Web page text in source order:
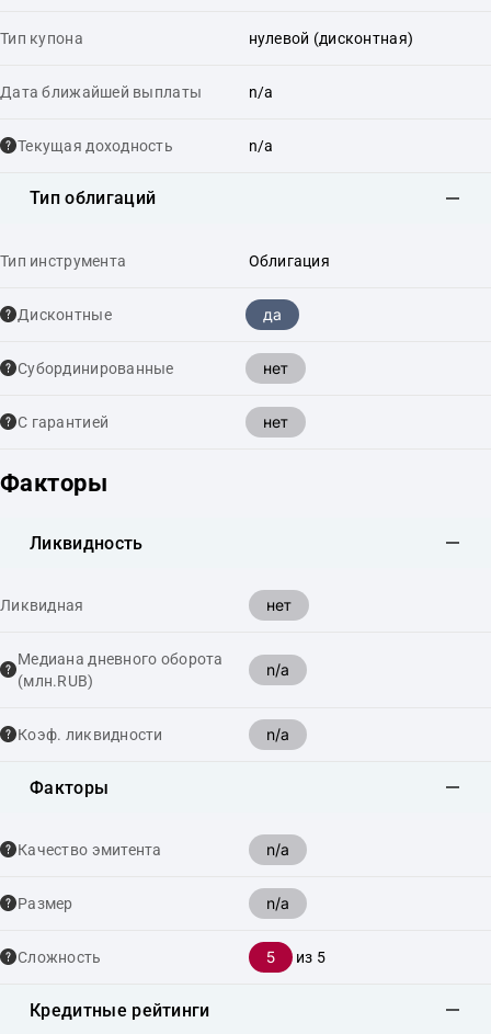
Тип купона нулевой (дисконтная)
Дата ближайшей выплаты n/a
Текущая доходность n/a
Тип облигаций
Тип инструмента Облигация
Дисконтные да
Cубординированные нет
С гарантией нет
Факторы
Ликвидность
Ликвидная нет
Медиана дневного оборота
(млн.RUB)
n/a
Коэф. ликвидности n/a
Факторы
Качество эмитента n/a
Размер n/a
Сложность 5 из 5
Кредитные рейтинги